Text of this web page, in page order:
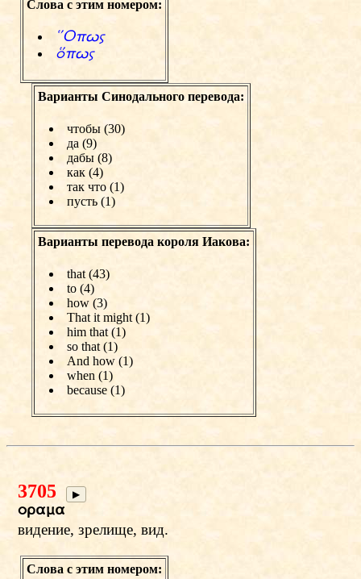
Слова с этим номером:
†Opvw
чpvw
Варианты Синодального перевода:
чтобы (30)
да (9)
дабы (8)
как (4)
так что (1)
пусть (1)
Варианты перевода короля Иакова:
that (43)
to (4)
how (3)
That it might (1)
him that (1)
so that (1)
And how (1)
when (1)
because (1)
3705 ▶
orama
видение, зрелище, вид.
Слова с этим номером: